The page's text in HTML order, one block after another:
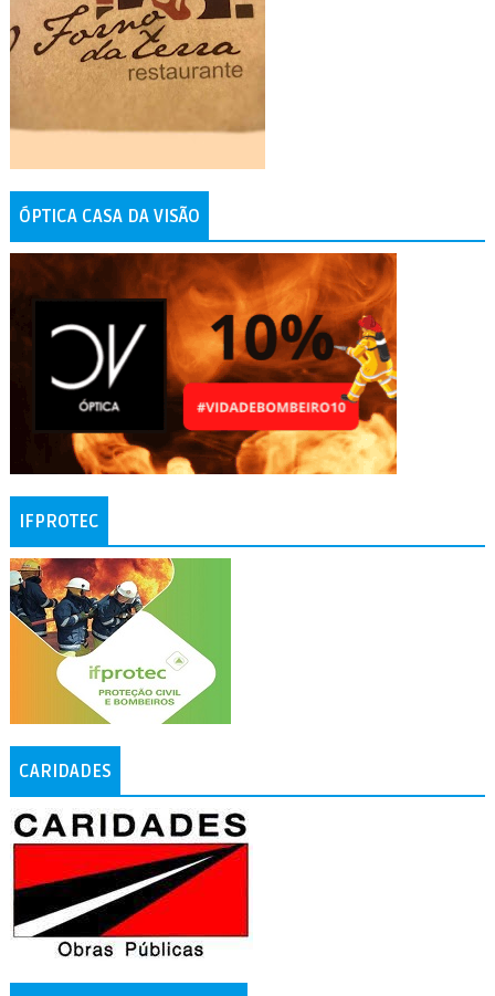
ÓPTICA CASA DA VISÃO
IFPROTEC
CARIDADES